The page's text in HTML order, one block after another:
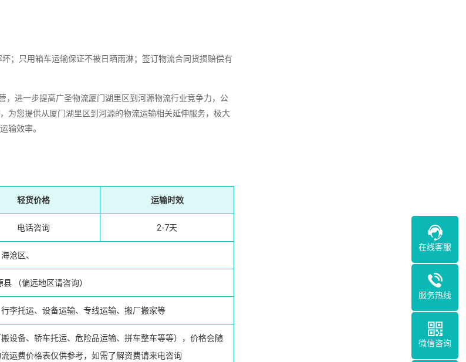
；只用箱车运输保证不被日晒雨淋；签订物流合同货损赔偿有
进一步提高广圣物流厦门湖里区到河源物流行业竞争力，公
为您提供从厦门湖里区到河源的物流运输相关延伸服务，极大
输效率。
轻货价格 运输时效
电话咨询 2-7天
沧区、
县 （偏远地区请咨询）
李托运、设备运输、专线运输、搬厂搬家等
设备、轿车托运、危险品运输、拼车整车等等），价格会随
运费价格表仅供参考，如需了解资费请来电咨询
在线客服
服务热线
微信咨询